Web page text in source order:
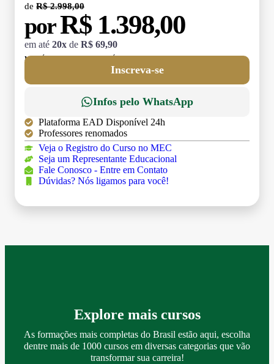
de R$ 2.998,00
porR$ 1.398,00
em até 20x de R$ 69,90
MATRÍCULA:
Inscreva-se
Infos pelo WhatsApp
Plataforma EAD Disponível 24h
Professores renomados
Veja o Registro do Curso no MEC
Seja um Representante Educacional
Fale Conosco - Entre em Contato
Dúvidas? Nós ligamos para você!
Explore mais cursos
As formações mais completas do Brasil estão aqui, escolha
dentre mais de 1000 cursos em diversas categorias que vão
transformar sua carreira!